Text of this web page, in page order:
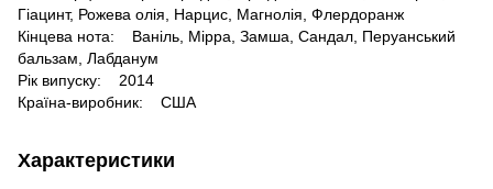
Гіацинт, Рожева олія, Нарцис, Магнолія, Флердоранж
Кінцева нота: Ваніль, Мірра, Замша, Сандал, Перуанський
бальзам, Лабданум
Рік випуску: 2014
Країна-виробник: США
Характеристики